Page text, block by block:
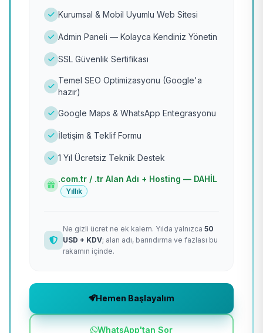
Kurumsal & Mobil Uyumlu Web Sitesi
Admin Paneli — Kolayca Kendiniz Yönetin
SSL Güvenlik Sertifikası
Temel SEO Optimizasyonu (Google'a
hazır)
Google Maps & WhatsApp Entegrasyonu
İletişim & Teklif Formu
1 Yıl Ücretsiz Teknik Destek
.com.tr / .tr Alan Adı + Hosting — DAHİL
Yıllık
Ne gizli ücret ne ek kalem. Yılda yalnızca 50
USD + KDV; alan adı, barındırma ve fazlası bu
rakamın içinde.
Hemen Başlayalım
WhatsApp'tan Sor